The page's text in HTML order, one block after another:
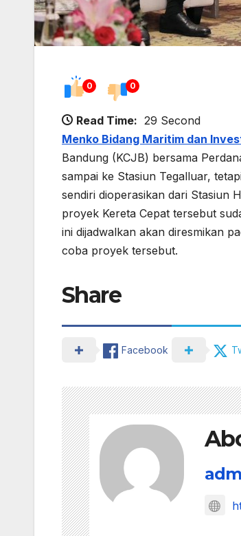
0 0
Read Time: 29 Second
Menko Bidang Maritim dan
Bandung (KCJB) bersama
sampai ke Stasiun Tegalluar,
sendiri dioperasikan dari Stasiun
proyek Kereta Cepat tersebut
ini dijadwalkan akan diresmikan
coba proyek tersebut.
Share
Facebook